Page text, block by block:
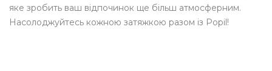
яке зробить ваш відпочинок ще більш атмосферним.
Насолоджуйтесь кожною затяжкою разом із Popil!